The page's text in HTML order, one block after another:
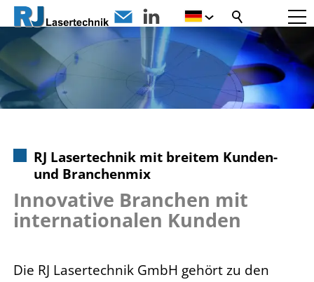
RJ Lasertechnik mit breitem Kunden-
und Branchenmix
Innovative Branchen mit
internationalen Kunden
Die RJ Lasertechnik GmbH gehört zu den